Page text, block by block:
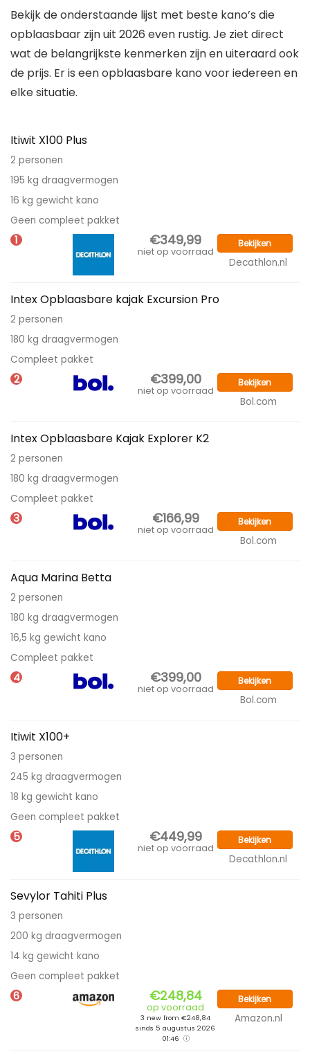
Bekijk de onderstaande lijst met beste kano’s die
opblaasbaar zijn uit 2026 even rustig. Je ziet direct
wat de belangrijkste kenmerken zijn en uiteraard ook
de prijs. Er is een opblaasbare kano voor iedereen en
elke situatie.
Itiwit X100 Plus
2 personen
195 kg draagvermogen
16 kg gewicht kano
Geen compleet pakket
1 €349,99
niet op voorraad
Bekijken
Decathlon.nl
Intex Opblaasbare kajak Excursion Pro
2 personen
180 kg draagvermogen
Compleet pakket
2 €399,00
niet op voorraad
Bekijken
Bol.com
Intex Opblaasbare Kajak Explorer K2
2 personen
180 kg draagvermogen
Compleet pakket
3 €166,99
niet op voorraad
Bekijken
Bol.com
Aqua Marina Betta
2 personen
180 kg draagvermogen
16,5 kg gewicht kano
Compleet pakket
4 €399,00
niet op voorraad
Bekijken
Bol.com
Itiwit X100+
3 personen
245 kg draagvermogen
18 kg gewicht kano
Geen compleet pakket
5 €449,99
niet op voorraad
Bekijken
Decathlon.nl
Sevylor Tahiti Plus
3 personen
200 kg draagvermogen
14 kg gewicht kano
Geen compleet pakket
6 €248,84
op voorraad
3 new from €248,84
sinds 5 augustus 2026
01:46
Bekijken
Amazon.nl